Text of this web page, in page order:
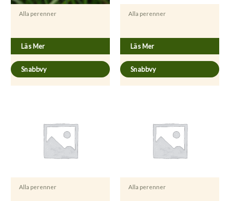
Alla perenner
Läs Mer
Snabbvy
Alla perenner
Läs Mer
Snabbvy
Alla perenner Alla perenner